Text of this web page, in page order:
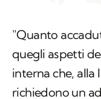
"Quanto
quegli aspetti
interna che, alla
richiedono un